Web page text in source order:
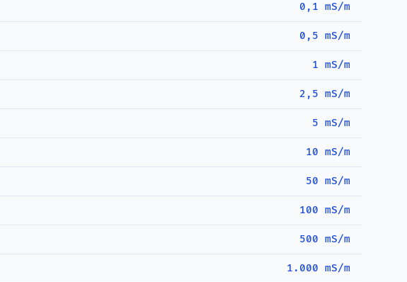
0,1 mS/m
0,5 mS/m
1 mS/m
2,5 mS/m
5 mS/m
10 mS/m
50 mS/m
100 mS/m
500 mS/m
1.000 mS/m